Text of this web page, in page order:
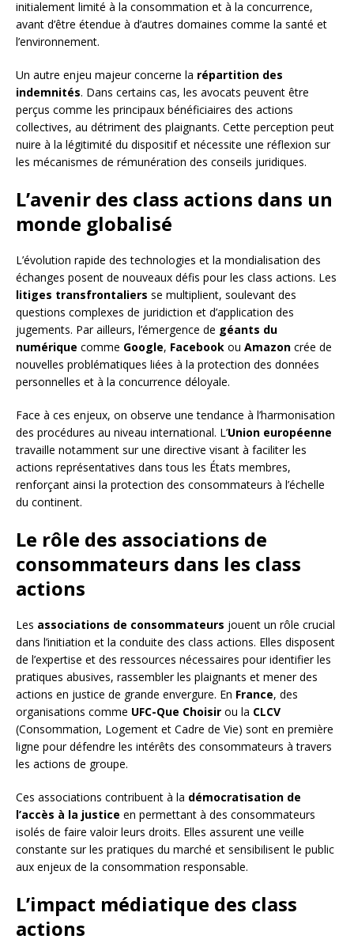
initialement limité à la consommation et à la concurrence,
avant d’être étendue à d’autres domaines comme la santé et
l’environnement.
Un autre enjeu majeur concerne la répartition des
indemnités. Dans certains cas, les avocats peuvent être
perçus comme les principaux bénéficiaires des actions
collectives, au détriment des plaignants. Cette perception peut
nuire à la légitimité du dispositif et nécessite une réflexion sur
les mécanismes de rémunération des conseils juridiques.
L’avenir des class actions dans un
monde globalisé
L’évolution rapide des technologies et la mondialisation des
échanges posent de nouveaux défis pour les class actions. Les
litiges transfrontaliers se multiplient, soulevant des
questions complexes de juridiction et d’application des
jugements. Par ailleurs, l’émergence de géants du
numérique comme Google, Facebook ou Amazon crée de
nouvelles problématiques liées à la protection des données
personnelles et à la concurrence déloyale.
Face à ces enjeux, on observe une tendance à l’harmonisation
des procédures au niveau international. L’Union européenne
travaille notamment sur une directive visant à faciliter les
actions représentatives dans tous les États membres,
renforçant ainsi la protection des consommateurs à l’échelle
du continent.
Le rôle des associations de
consommateurs dans les class
actions
Les associations de consommateurs jouent un rôle crucial
dans l’initiation et la conduite des class actions. Elles disposent
de l’expertise et des ressources nécessaires pour identifier les
pratiques abusives, rassembler les plaignants et mener des
actions en justice de grande envergure. En France, des
organisations comme UFC-Que Choisir ou la CLCV
(Consommation, Logement et Cadre de Vie) sont en première
ligne pour défendre les intérêts des consommateurs à travers
les actions de groupe.
Ces associations contribuent à la démocratisation de
l’accès à la justice en permettant à des consommateurs
isolés de faire valoir leurs droits. Elles assurent une veille
constante sur les pratiques du marché et sensibilisent le public
aux enjeux de la consommation responsable.
L’impact médiatique des class
actions